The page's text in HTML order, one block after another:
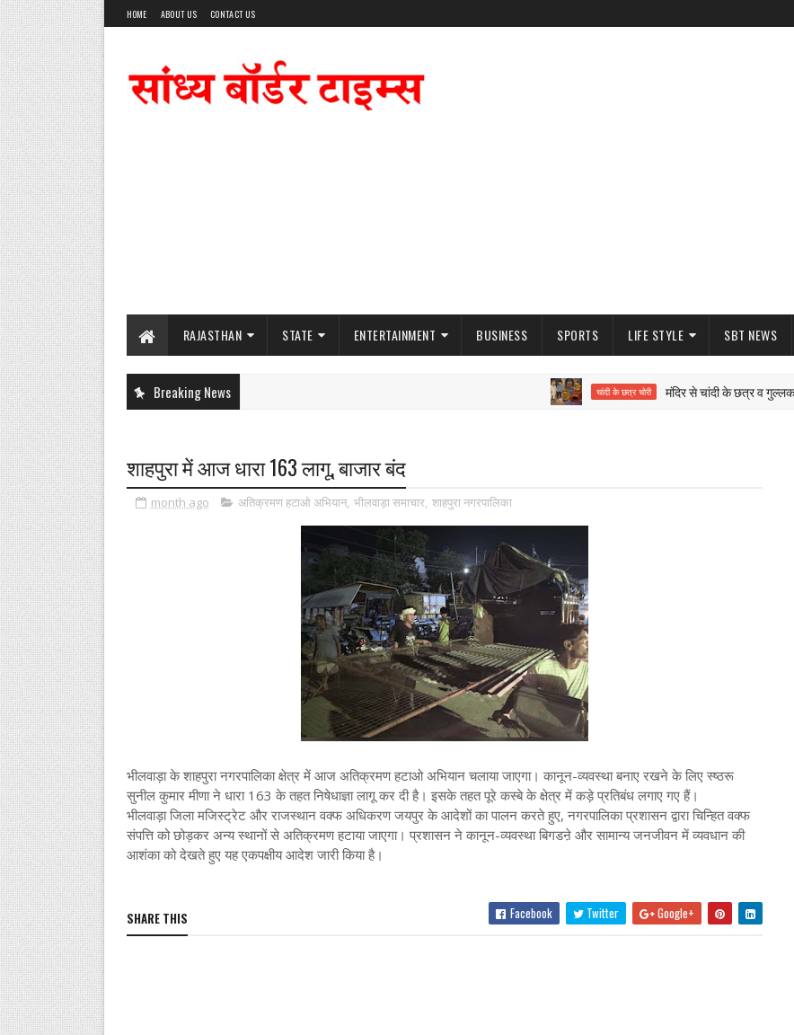
HOME ABOUT US CONTACT US
RAJASTHAN STATE ENTERTAINMENT BUSINESS SPORTS LIFE STYLE SBT NEWS
Breaking News चांदी के छत्र चोरी मंदिर से चांदी के छत्र व गुल्लक चोरी
शाहपुरा में आज धारा 163 लागू, बाजार बंद
month ago अतिक्रमण हटाओ अभियान, भीलवाड़ा समाचार, शाहपुरा नगरपालिका
भीलवाड़ा के शाहपुरा नगरपालिका क्षेत्र में आज अतिक्रमण हटाओ अभियान चलाया जाएगा। कानून-व्यवस्था बनाए रखने के लिए स्ष्ठरू
सुनील कुमार मीणा ने धारा 163 के तहत निषेधाज्ञा लागू कर दी है। इसके तहत पूरे कस्बे के क्षेत्र में कड़े प्रतिबंध लगाए गए हैं।
भीलवाड़ा जिला मजिस्ट्रेट और राजस्थान वक्फ अधिकरण जयपुर के आदेशों का पालन करते हुए, नगरपालिका प्रशासन द्वारा चिन्हित वक्फ
संपत्ति को छोड़कर अन्य स्थानों से अतिक्रमण हटाया जाएगा। प्रशासन ने कानून-व्यवस्था बिगडऩे और सामान्य जनजीवन में व्यवधान की
आशंका को देखते हुए यह एकपक्षीय आदेश जारी किया है।
SHARE THIS Facebook Twitter Google+